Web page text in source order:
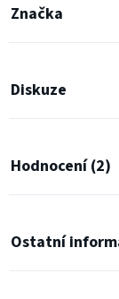
Značka
Diskuze
Hodnocení (2)
Ostatní